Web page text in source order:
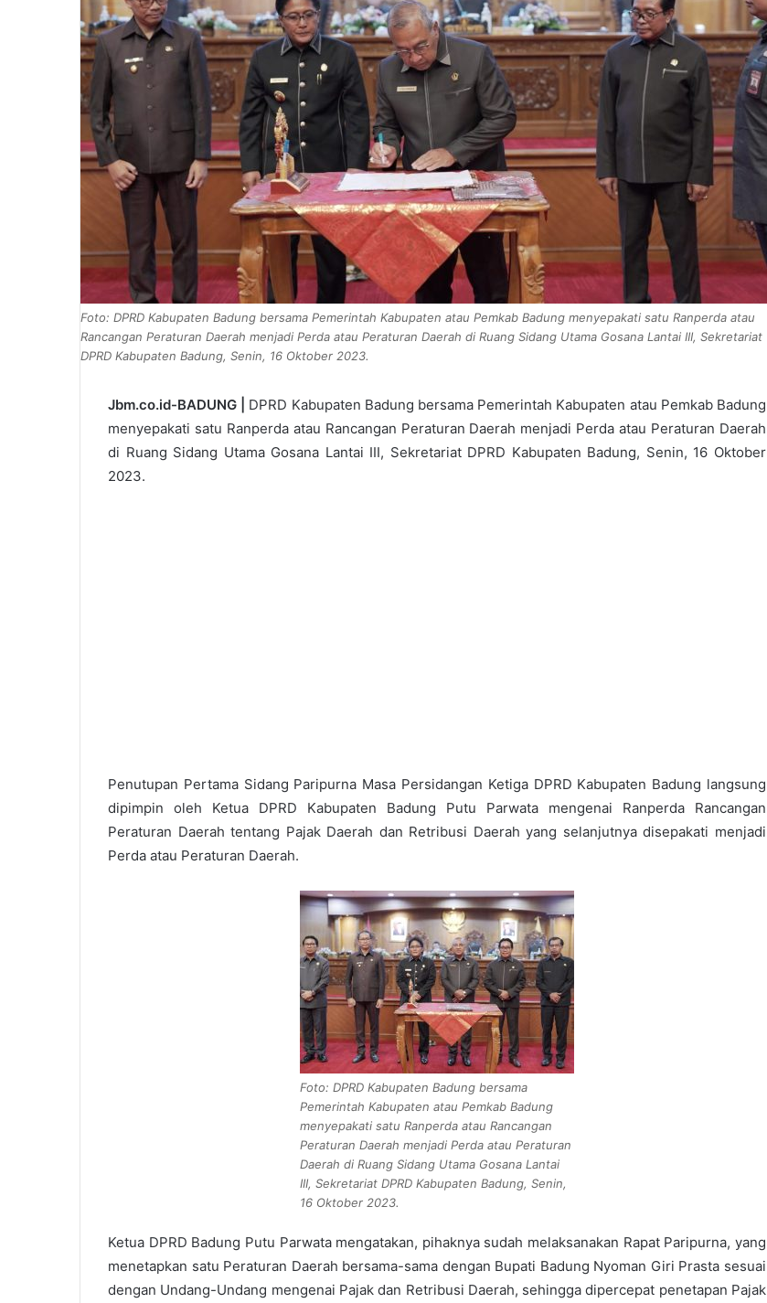
Foto: DPRD Kabupaten Badung bersama Pemerintah Kabupaten atau Pemkab Badung menyepakati satu Ranperda atau
Rancangan Peraturan Daerah menjadi Perda atau Peraturan Daerah di Ruang Sidang Utama Gosana Lantai III, Sekretariat
DPRD Kabupaten Badung, Senin, 16 Oktober 2023.
Jbm.co.id-BADUNG |
DPRD Kabupaten Badung bersama Pemerintah Kabupaten atau Pemkab Badung
menyepakati satu Ranperda atau Rancangan Peraturan Daerah menjadi Perda atau Peraturan Daerah
di Ruang Sidang Utama Gosana Lantai III, Sekretariat DPRD Kabupaten Badung, Senin, 16 Oktober
2023.
Penutupan Pertama Sidang Paripurna Masa Persidangan Ketiga DPRD Kabupaten Badung langsung
dipimpin oleh Ketua DPRD Kabupaten Badung Putu Parwata mengenai Ranperda Rancangan
Peraturan Daerah tentang Pajak Daerah dan Retribusi Daerah yang selanjutnya disepakati menjadi
Perda atau Peraturan Daerah.
Foto: DPRD Kabupaten Badung bersama
Pemerintah Kabupaten atau Pemkab Badung
menyepakati satu Ranperda atau Rancangan
Peraturan Daerah menjadi Perda atau Peraturan
Daerah di Ruang Sidang Utama Gosana Lantai
III, Sekretariat DPRD Kabupaten Badung, Senin,
16 Oktober 2023.
Ketua DPRD Badung Putu Parwata mengatakan, pihaknya sudah melaksanakan Rapat Paripurna, yang
menetapkan satu Peraturan Daerah bersama-sama dengan Bupati Badung Nyoman Giri Prasta sesuai
dengan Undang-Undang mengenai Pajak dan Retribusi Daerah, sehingga dipercepat penetapan Pajak